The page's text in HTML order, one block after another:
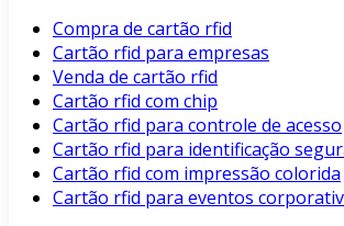
Compra de cartão rfid
Cartão rfid para empresas
Venda de cartão rfid
Cartão rfid com chip
Cartão rfid para controle de acesso
Cartão rfid para identificação
Cartão rfid com impressão colorida
Cartão rfid para eventos